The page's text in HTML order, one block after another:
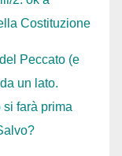
Costituzione
Peccato (e
un lato.
si farà prima